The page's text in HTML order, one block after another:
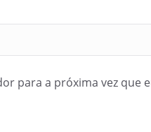
para a próxima vez que